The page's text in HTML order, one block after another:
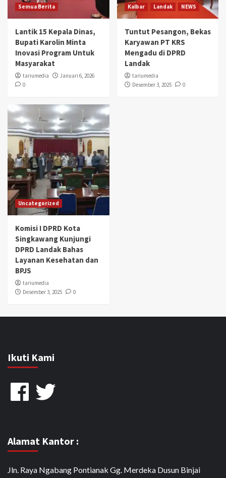
Semua Berita
Lantik 15 Kepala Dinas,
Bupati Karolin Minta
Inovasi Program Untuk
Masyarakat
tariumedia
Januari 6, 2026
0
Kalbar Landak NEWS
Tuntut Pesangon, Bekas
Karyawan PT KRS
Mengadu di DPRD
Landak
tariumedia
Desember 3, 2025
0
Uncategorized
Komisi I DPRD Kota
Singkawang Kunjungi
DPRD Landak Bahas
Layanan Kesehatan dan
BPJS
tariumedia
Desember 3, 2025
0
Ikuti Kami
FacebookTwitter
Alamat Kantor :
Jln. Raya Ngabang Pontianak Gg. Merdeka Dusun Binjai